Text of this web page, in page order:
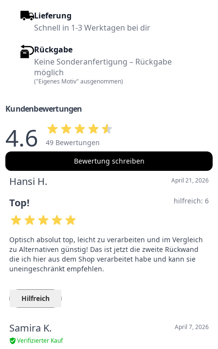
Lieferung
Schnell in 1-3 Werktagen bei dir
Rückgabe
Keine Sonderanfertigung – Rückgabe
möglich
("Eigenes Motiv" ausgenommen)
Kundenbewertungen
4.6
49 Bewertungen
Bewertung schreiben
Hansi H. April 21, 2026
Top! hilfreich: 6
Optisch absolut top, leicht zu verarbeiten und im Vergleich
zu Alternativen günstig! Das ist jetzt die zweite Rückwand
die ich hier aus dem Shop verarbeitet habe und kann sie
uneingeschränkt empfehlen.
Hilfreich
Samira K.
Verifizierter Kauf
April 7, 2026